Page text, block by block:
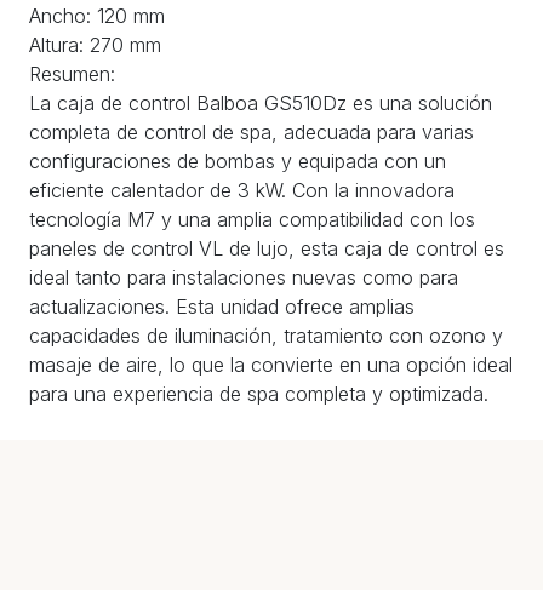
Ancho: 120 mm
Altura: 270 mm
Resumen:
La caja de control Balboa GS510Dz es una solución
completa de control de spa, adecuada para varias
configuraciones de bombas y equipada con un
eficiente calentador de 3 kW. Con la innovadora
tecnología M7 y una amplia compatibilidad con los
paneles de control VL de lujo, esta caja de control es
ideal tanto para instalaciones nuevas como para
actualizaciones. Esta unidad ofrece amplias
capacidades de iluminación, tratamiento con ozono y
masaje de aire, lo que la convierte en una opción ideal
para una experiencia de spa completa y optimizada.